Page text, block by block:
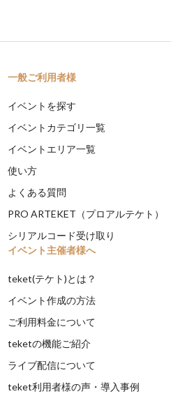
一般ご利用者様
イベントを探す
イベントカテゴリ一覧
イベントエリア一覧
使い方
よくある質問
PRO ARTEKET（プロアルテケト）
シリアルコード受け取り
イベント主催者様へ
teket(テケト)とは？
イベント作成の方法
ご利用料金について
teketの機能ご紹介
ライブ配信について
teket利用者様の声・導入事例